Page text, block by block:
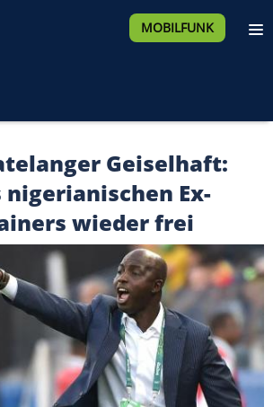
MOBILFUNK
Geiselhaft:
Ex-
wieder frei